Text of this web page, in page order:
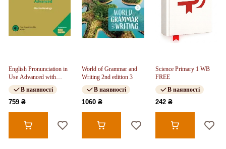
English Pronunciation in
Use Advanced with
Answers and
Downloadable Audio
В наявності
759 ₴
World of Grammar and
Writing 2nd edition 3
В наявності
1060 ₴
Science Primary 1 WB
FREE
В наявності
242 ₴